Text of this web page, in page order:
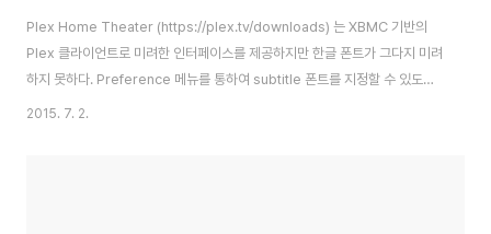
Plex Home Theater (https://plex.tv/downloads) 는 XBMC 기반의
Plex 클라이언트로 미려한 인터페이스를 제공하지만 한글 폰트가 그다지 미려
하지 못하다. Preference 메뉴를 통하여 subtitle 폰트를 지정할 수 있도록
되어 있으나, 기본적으로 설치되어 있는 세 가지 폰트 중에서 선택하는 것 만이
2015. 7. 2.